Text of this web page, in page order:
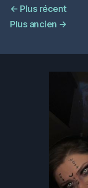
← Plus récent
Plus ancien →